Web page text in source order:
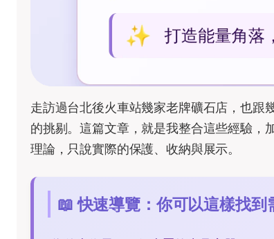
走訪過台北後火車站幾家老牌礦石店，也跟
的挑剔。這篇文章，就是我整合這些經驗，
理論，只說實際的保護、收納與展示。
📖 快速導覽：你可以這樣找到